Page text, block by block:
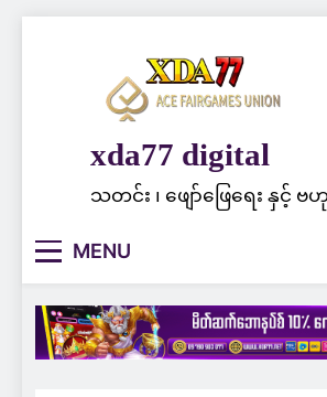
xda77 digital
သတင်း ၊ ဖျော်ဖြေရေး နှင့် ဗ
MENU